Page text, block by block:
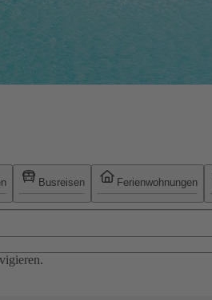
Busreisen Ferienwohnungen